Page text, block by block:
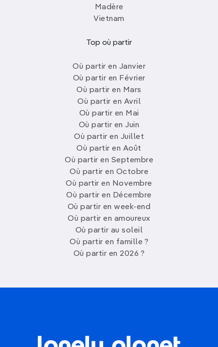
Madère
Vietnam
Top où partir
Où partir en Janvier
Où partir en Février
Où partir en Mars
Où partir en Avril
Où partir en Mai
Où partir en Juin
Où partir en Juillet
Où partir en Août
Où partir en Septembre
Où partir en Octobre
Où partir en Novembre
Où partir en Décembre
Où partir en week-end
Où partir en amoureux
Où partir au soleil
Où partir en famille ?
Où partir en 2026 ?